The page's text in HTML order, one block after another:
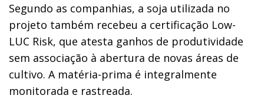
Segundo as companhias, a soja utilizada no
projeto também recebeu a certificação Low-
LUC Risk, que atesta ganhos de produtividade
sem associação à abertura de novas áreas de
cultivo. A matéria-prima é integralmente
monitorada e rastreada.